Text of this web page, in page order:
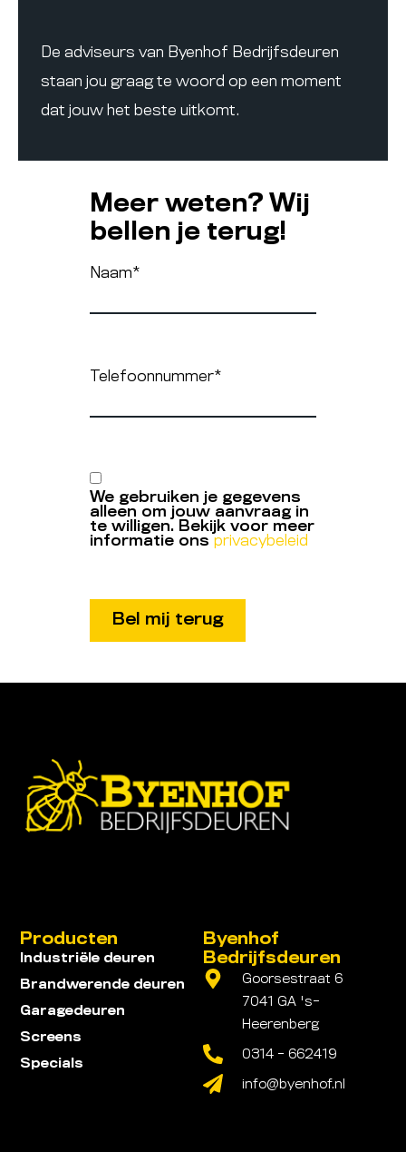
De adviseurs van Byenhof Bedrijfsdeuren
staan jou graag te woord op een moment
dat jouw het beste uitkomt.
Meer weten? Wij
bellen je terug!
Naam*
Telefoonnummer*
We gebruiken je gegevens
alleen om jouw aanvraag in
te willigen. Bekijk voor meer
informatie ons privacybeleid
Byenhof
Bedrijfsdeuren
Goorsestraat 6
7041 GA 's-
Heerenberg
0314 - 662419
info@byenhof.nl
Producten
Industriële deuren
Brandwerende deuren
Garagedeuren
Screens
Specials